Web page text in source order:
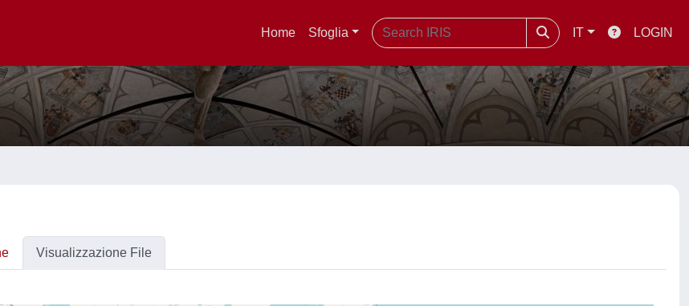
Home Sfoglia IT LOGIN
Visualizzazione File